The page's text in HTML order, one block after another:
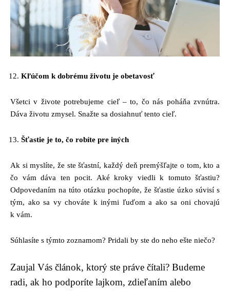
Kľúčom k dobrému životu je obetavosť
Všetci v živote potrebujeme cieľ – to, čo nás poháňa zvnútra.
Dáva životu zmysel. Snažte sa dosiahnuť tento cieľ.
Šťastie je to, čo robíte pre iných
Ak si myslíte, že ste šťastní, každý deň premýšľajte o tom, kto a
čo vám dáva ten pocit. Aké kroky viedli k tomuto šťastiu?
Odpovedaním na túto otázku pochopíte, že šťastie úzko súvisí s
tým, ako sa vy chováte k inými ľuďom a ako sa oni chovajú
k vám.
Súhlasíte s týmto zoznamom? Pridali by ste do neho ešte niečo?
Zaujal Vás článok, ktorý ste práve čítali? Budeme
radi, ak ho podporíte lajkom, zdieľaním alebo